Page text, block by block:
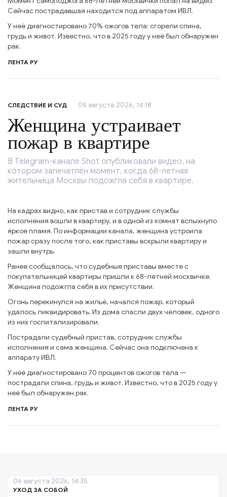
Сейчас пострадавшая находится под аппаратом ИВЛ.
У неё диагностировано 70% ожогов тела: сгорели спина,
грудь и живот. Известно, что в 2025 году у неё был обнаружен
рак.
ЛЕНТА РУ
СЛЕДСТВИЕ И СУД 05 августа 2026, 14:18
Женщина устраивает
пожар в квартире
В Telegram-канале Shot опубликовали видео, на
котором запечатлён момент, когда 68-летняя
жительница Москвы подожгла себя в квартире.
На кадрах видно, как пристав и сотрудник службы
исполнения вошли в квартиру, и в одной из комнат вспыхнуло
яркое пламя. По информации канала, женщина устроила
пожар сразу после того, как приставы вскрыли квартиру и
зашли внутрь.
Ранее сообщалось, что судебные приставы вместе с
покупательницей квартиры пришли к 68-летней москвичке.
Женщина подожгла себя в их присутствии.
Огонь перекинулся на жильё, начался пожар, который
удалось ликвидировать. Из дома спасли двух человек, одного
из них госпитализировали.
Пострадали судебный пристав, сотрудник службы
исполнения и сама женщина. Сейчас она подключена к
аппарату ИВЛ.
У неё диагностировано 70 процентов ожогов тела —
пострадали спина, грудь и живот. Известно, что в 2025 году у
неё был обнаружен рак.
ЛЕНТА РУ
УХОД ЗА СОБОЙ
06 августа 2026, 14:35